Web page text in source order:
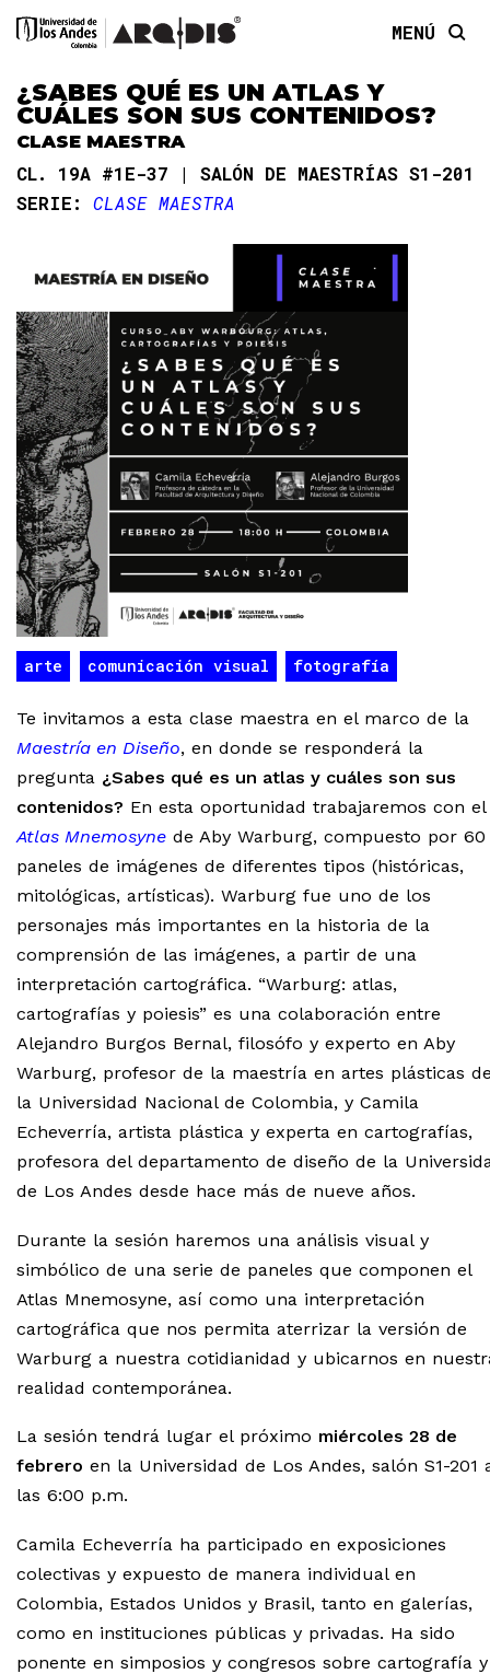
MENÚ
¿SABES QUÉ ES UN ATLAS Y
CUÁLES SON SUS CONTENIDOS?
CLASE MAESTRA
CL. 19A #1E-37 | SALÓN DE MAESTRÍAS S1-201
SERIE: CLASE MAESTRA
arte comunicación visual fotografía
Te invitamos a esta clase maestra en el marco de la
Maestría en Diseño, en donde se responderá la
pregunta ¿Sabes qué es un atlas y cuáles son sus
contenidos? En esta oportunidad trabajaremos con el
Atlas Mnemosyne de Aby Warburg, compuesto por 60
paneles de imágenes de diferentes tipos (históricas,
mitológicas, artísticas). Warburg fue uno de los
personajes más importantes en la historia de la
comprensión de las imágenes, a partir de una
interpretación cartográfica. “Warburg: atlas,
cartografías y poiesis” es una colaboración entre
Alejandro Burgos Bernal, filosófo y experto en Aby
Warburg, profesor de la maestría en artes plásticas
la Universidad Nacional de Colombia, y Camila
Echeverría, artista plástica y experta en cartografías,
profesora del departamento de diseño de la
de Los Andes desde hace más de nueve años.
Durante la sesión haremos una análisis visual y
simbólico de una serie de paneles que componen el
Atlas Mnemosyne, así como una interpretación
cartográfica que nos permita aterrizar la versión de
Warburg a nuestra cotidianidad y ubicarnos en
realidad contemporánea.
La sesión tendrá lugar el próximo miércoles 28 de
febrero en la Universidad de Los Andes, salón S1-201
las 6:00 p.m.
Camila Echeverría ha participado en exposiciones
colectivas y expuesto de manera individual en
Colombia, Estados Unidos y Brasil, tanto en galerías,
como en instituciones públicas y privadas. Ha sido
ponente en simposios y congresos sobre cartografía y